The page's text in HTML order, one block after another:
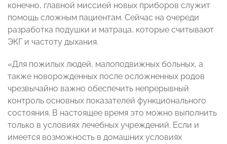
конечно, главной миссией новых приборов служит
помощь сложным пациентам. Сейчас на очереди
разработка подушки и матраца, которые считывают
ЭКГ и частоту дыхания.
«Для пожилых людей, малоподвижных больных, а
также новорожденных после осложненных родов
чрезвычайно важно обеспечить непрерывный
контроль основных показателей функционального
состояния. В настоящее время это можно выполнить
только в условиях лечебных учреждений. Если и
имеется возможность в домашних условиях